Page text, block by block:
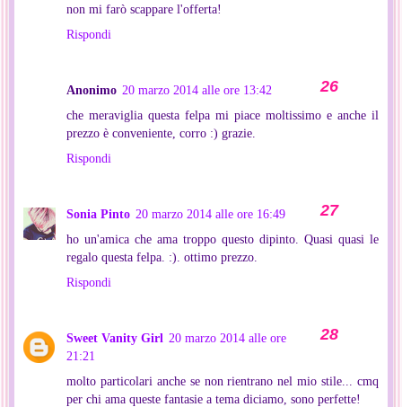
non mi farò scappare l'offerta!
Rispondi
Anonimo 20 marzo 2014 alle ore 13:42
che meraviglia questa felpa mi piace moltissimo e anche il
prezzo è conveniente, corro :) grazie.
Rispondi
Sonia Pinto 20 marzo 2014 alle ore 16:49
ho un'amica che ama troppo questo dipinto. Quasi quasi le
regalo questa felpa. :). ottimo prezzo.
Rispondi
Sweet Vanity Girl 20 marzo 2014 alle ore
21:21
molto particolari anche se non rientrano nel mio stile... cmq
per chi ama queste fantasie a tema diciamo, sono perfette!